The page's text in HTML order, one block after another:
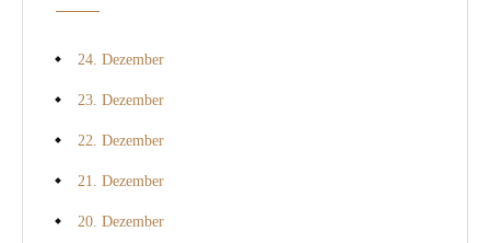
24. Dezember
23. Dezember
22. Dezember
21. Dezember
20. Dezember